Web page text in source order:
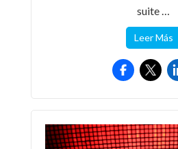
suite …
Leer Más